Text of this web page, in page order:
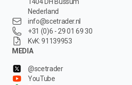
1404 DH Bussum
Nederland
info@scetrader.nl
+31 (0)6 - 29 01 69 30
KvK: 91139953
MEDIA
@scetrader
YouTube